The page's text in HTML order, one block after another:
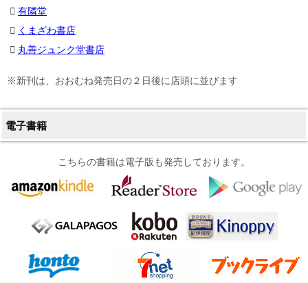
有隣堂
くまざわ書店
丸善ジュンク堂書店
※新刊は、おおむね発売日の２日後に店頭に並びます
電子書籍
こちらの書籍は電子版も発売しております。